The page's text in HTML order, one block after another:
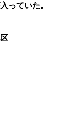
っていた。